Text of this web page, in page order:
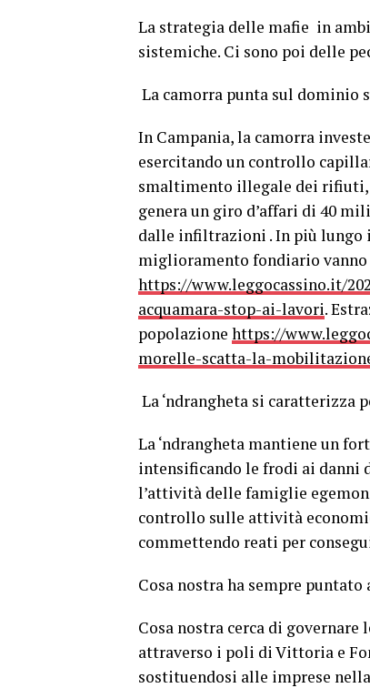
La strategia delle mafie in
sistemiche. Ci sono poi delle
La camorra punta sul
In Campania, la camorra
esercitando un controllo
smaltimento illegale dei rifiuti,
genera un giro d’affari di 40
dalle infiltrazioni . In più lungo
miglioramento fondiario vanno
https://www.leggocassino.it/
acquamara-stop-ai-lavori.
popolazione https://
morelle-scatta-la-
La ‘ndrangheta si
La ‘ndrangheta mantiene un
intensificando le frodi ai danni
l’attività delle famiglie
controllo sulle attività
commettendo reati per
Cosa nostra ha sempre
Cosa nostra cerca di
attraverso i poli di Vittoria e
sostituendosi alle imprese